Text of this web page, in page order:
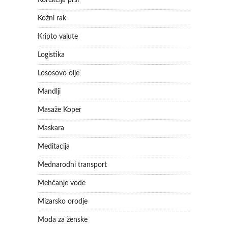
Kožni rak
Kripto valute
Logistika
Lososovo olje
Mandlji
Masaže Koper
Maskara
Meditacija
Mednarodni transport
Mehčanje vode
Mizarsko orodje
Moda za ženske